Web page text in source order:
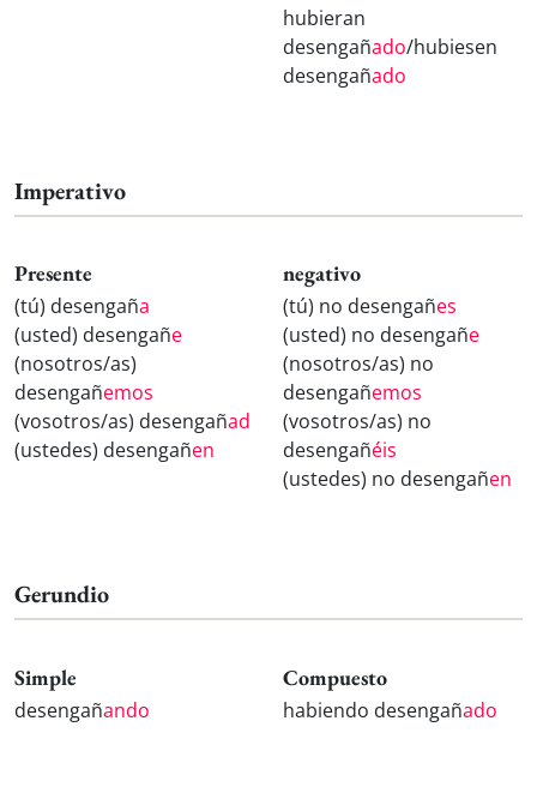
hubieran
desengañado/hubiesen
desengañado
Imperativo
Presente
(tú) desengaña
(usted) desengañe
(nosotros/as)
desengañemos
(vosotros/as) desengañad
(ustedes) desengañen
negativo
(tú) no desengañes
(usted) no desengañe
(nosotros/as) no
desengañemos
(vosotros/as) no
desengañéis
(ustedes) no desengañen
Gerundio
Simple
desengañando
Compuesto
habiendo desengañado